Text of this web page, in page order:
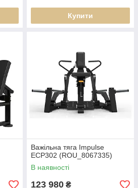
Купити
Важільна тяга Impulse
ECP302 (ROU_8067335)
В наявності
123 980 ₴